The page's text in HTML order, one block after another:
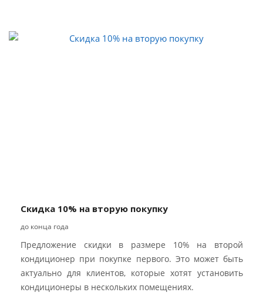
Скидка 10% на вторую покупку
до конца года
Предложение скидки в размере 10% на второй
кондиционер при покупке первого. Это может быть
актуально для клиентов, которые хотят установить
кондиционеры в нескольких помещениях.